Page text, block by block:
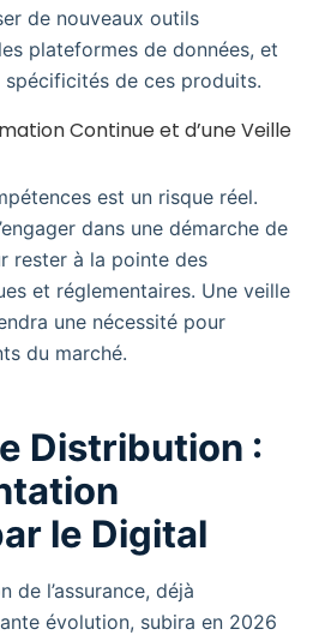
de nouveaux outils
plateformes de données, et
de ces produits.
Continue et d’une Veille
est un risque réel.
dans une démarche de
rester à la pointe des
et réglementaires. Une veille
une nécessité pour
du marché.
Distribution :
le Digital
de l’assurance, déjà
évolution, subira en 2026